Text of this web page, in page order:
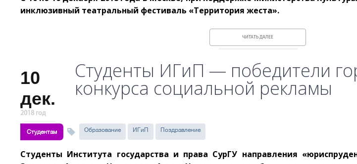
инклюзивный театральный фестиваль «Территория жеста».
ЧИТАТЬ ДАЛЕЕ
10
дек.
2018 год
Студенты ИГиП — победители
конкурса социальной рекламы
Студентам Образование ИГиП Поздравление
Студенты Института государства и права СурГУ направления